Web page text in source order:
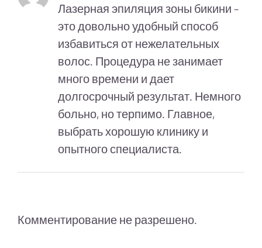
Лазерная эпиляция зоны бикини –
это довольно удобный способ
избавиться от нежелательных
волос. Процедура не занимает
много времени и дает
долгосрочный результат. Немного
больно, но терпимо. Главное,
выбрать хорошую клинику и
опытного специалиста.
Комментирование не разрешено.